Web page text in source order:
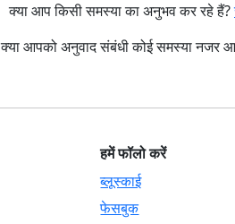
क्या आप किसी समस्या का अनुभव कर रहे हैं?
क्या आपको अनुवाद संबंधी कोई समस्या नजर
हमें फॉलो करें
ब्लूस्काई
फेसबुक